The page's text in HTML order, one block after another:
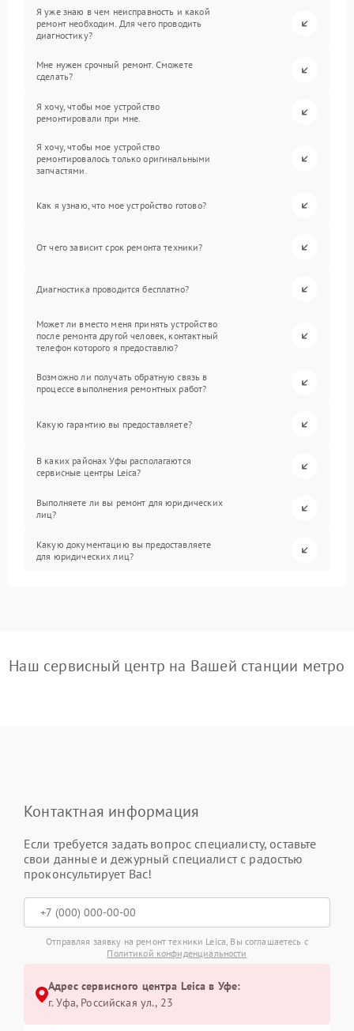
Я уже знаю в чем неисправность и какой
ремонт необходим. Для чего проводить
диагностику?
Мне нужен срочный ремонт. Сможете
сделать?
Я хочу, чтобы мое устройство
ремонтировали при мне.
Я хочу, чтобы мое устройство
ремонтировалось только оригинальными
запчастями.
Как я узнаю, что мое устройство готово?
От чего зависит срок ремонта техники?
Диагностика проводится бесплатно?
Может ли вместо меня принять устройство
после ремонта другой человек, контактный
телефон которого я предоставлю?
Возможно ли получать обратную связь в
процессе выполнения ремонтных работ?
Какую гарантию вы предоставляете?
В каких районах Уфы располагаются
сервисные центры Leica?
Выполняете ли вы ремонт для юридических
лиц?
Какую документацию вы предоставляете
для юридических лиц?
Наш сервисный центр на Вашей станции метро
Контактная информация
Если требуется задать вопрос специалисту, оставьте
свои данные и дежурный специалист с радостью
проконсультирует Вас!
Отправляя заявку на ремонт техники Leica, Вы соглашаетесь с
Политикой конфиденциальности
Адрес сервисного центра Leica в Уфе:
г. Уфа, Российская ул., 23